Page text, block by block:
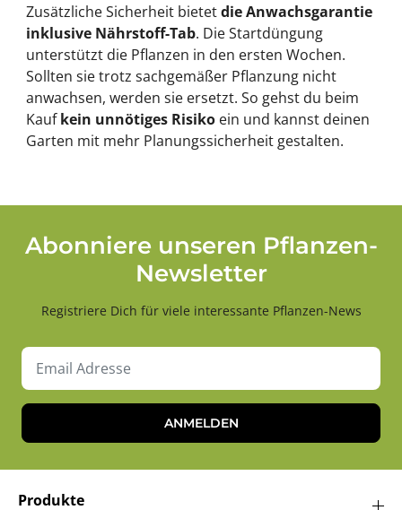
Zusätzliche Sicherheit bietetdie Anwachsgarantie
inklusive Nährstoff-Tab. Die Startdüngung
unterstützt die Pflanzen in den ersten Wochen.
Sollten sie trotz sachgemäßer Pflanzung nicht
anwachsen, werden sie ersetzt. So gehst du beim
Kaufkein unnötiges Risiko ein und kannst deinen
Garten mit mehr Planungssicherheit gestalten.
Abonniere unseren Pflanzen-
Newsletter
Registriere Dich für viele interessante Pflanzen-News
ANMELDEN
Produkte